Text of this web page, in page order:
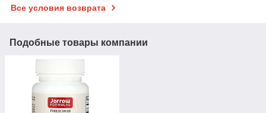
Все условия возврата
Подобные товары компании